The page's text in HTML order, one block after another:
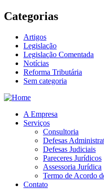
Categorias
Artigos
Legislação
Legislação Comentada
Notícias
Reforma Tributária
Sem categoria
A Empresa
Serviços
Consultoria
Defesas
Defesas Judiciais
Pareceres Jurídicos
Assessoria Jurídica
Termo de Acordo
Contato